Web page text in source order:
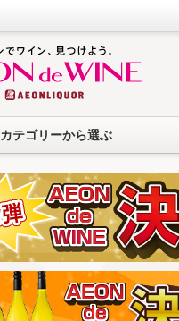
カテゴリーから選ぶ